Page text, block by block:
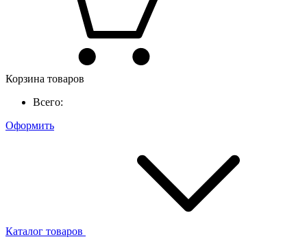
Корзина товаров
Всего:
Оформить
Каталог товаров